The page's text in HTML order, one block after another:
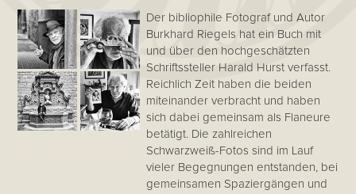
Der bibliophile Fotograf und Autor
Burkhard Riegels hat ein Buch mit
und über den hochgeschätzten
Schriftssteller Harald Hurst verfasst.
Reichlich Zeit haben die beiden
miteinander verbracht und haben
sich dabei gemeinsam als Flaneure
betätigt. Die zahlreichen
Schwarzweiß-Fotos sind im Lauf
vieler Begegnungen entstanden, bei
gemeinsamen Spaziergängen und